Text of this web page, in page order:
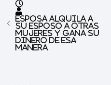
Esposa alquila a
su esposo a otras
mujeres y gana su
dinero de esa
manera